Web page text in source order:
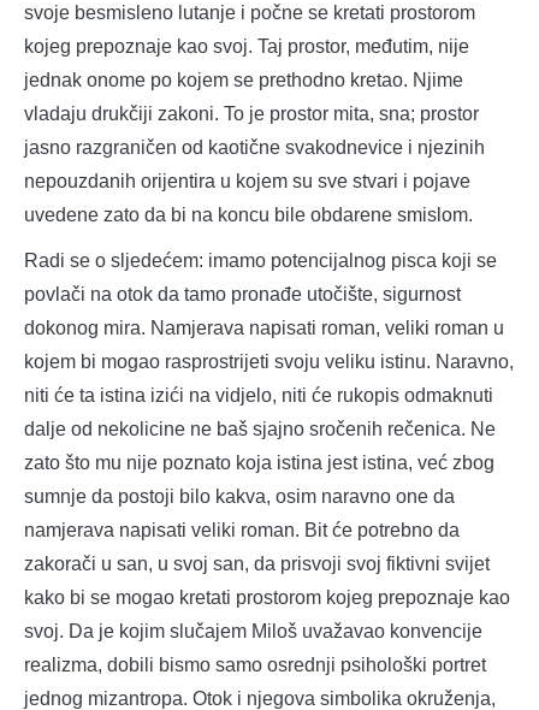
svoje besmisleno lutanje i počne se kretati prostorom
kojeg prepoznaje kao svoj. Taj prostor, međutim, nije
jednak onome po kojem se prethodno kretao. Njime
vladaju drukčiji zakoni. To je prostor mita, sna; prostor
jasno razgraničen od kaotične svakodnevice i njezinih
nepouzdanih orijentira u kojem su sve stvari i pojave
uvedene zato da bi na koncu bile obdarene smislom.
Radi se o sljedećem: imamo potencijalnog pisca koji se
povlači na otok da tamo pronađe utočište, sigurnost
dokonog mira. Namjerava napisati roman, veliki roman u
kojem bi mogao rasprostrijeti svoju veliku istinu. Naravno,
niti će ta istina izići na vidjelo, niti će rukopis odmaknuti
dalje od nekolicine ne baš sjajno sročenih rečenica. Ne
zato što mu nije poznato koja istina jest istina, već zbog
sumnje da postoji bilo kakva, osim naravno one da
namjerava napisati veliki roman. Bit će potrebno da
zakorači u san, u svoj san, da prisvoji svoj fiktivni svijet
kako bi se mogao kretati prostorom kojeg prepoznaje kao
svoj. Da je kojim slučajem Miloš uvažavao konvencije
realizma, dobili bismo samo osrednji psihološki portret
jednog mizantropa. Otok i njegova simbolika okruženja,